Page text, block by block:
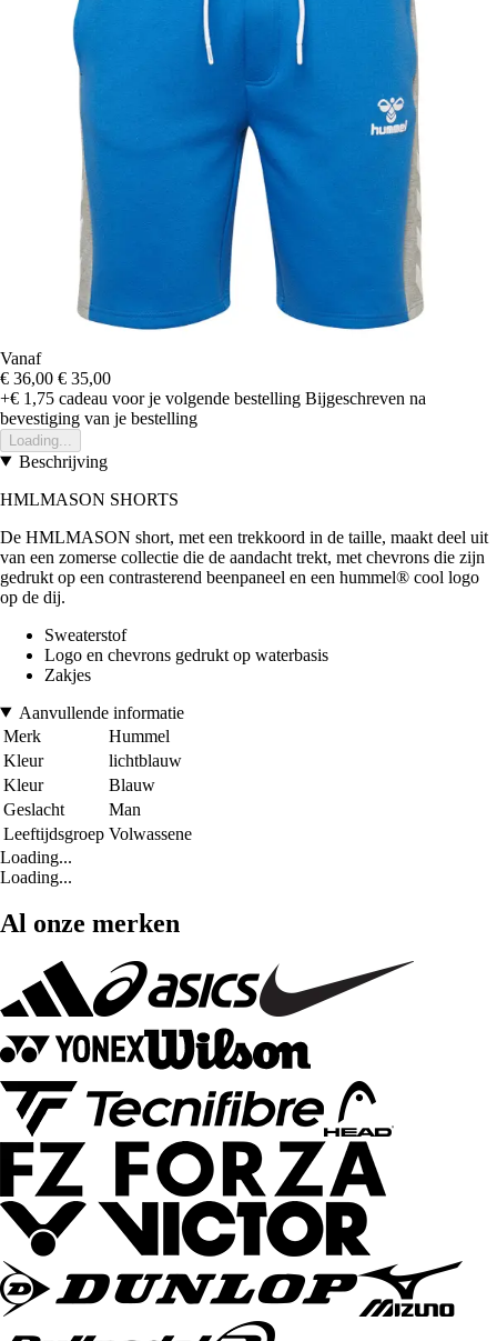
Vanaf
€ 36,00 € 35,00
+€ 1,75 cadeau voor je volgende bestelling Bijgeschreven na
bevestiging van je bestelling
Loading...
Beschrijving
HMLMASON SHORTS
De HMLMASON short, met een trekkoord in de taille, maakt deel uit
van een zomerse collectie die de aandacht trekt, met chevrons die zijn
gedrukt op een contrasterend beenpaneel en een hummel® cool logo
op de dij.
Sweaterstof
Logo en chevrons gedrukt op waterbasis
Zakjes
Aanvullende informatie
Merk
Hummel
Kleur
lichtblauw
Kleur
Blauw
Geslacht
Man
Leeftijdsgroep Volwassene
Loading...
Loading...
Al onze merken